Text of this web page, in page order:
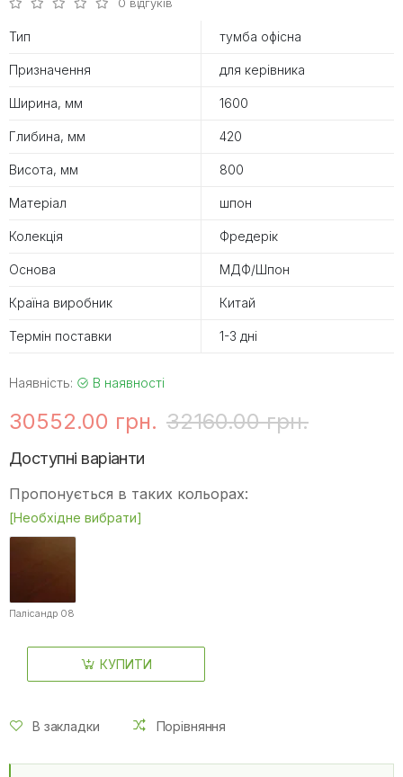
Тип тумба офісна
Призначення для керівника
Ширина, мм 1600
Глибина, мм 420
Висота, мм 800
Матеріал шпон
Колекція Фредерік
Основа МДФ/Шпон
Країна виробник Китай
Термін поставки 1-3 дні
Наявність: В наявності
30552.00 грн. 32160.00 грн.
Доступні варіанти
Пропонується в таких кольорах:
[Необхідне вибрати]
Палісандр 08
КУПИТИ
В закладки Порівняння